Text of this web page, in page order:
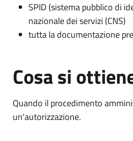
SPID (sistema pubblico di
nazionale dei servizi (CNS)
tutta la documentazione
Cosa si
Quando il procedimento
un'autorizzazione.